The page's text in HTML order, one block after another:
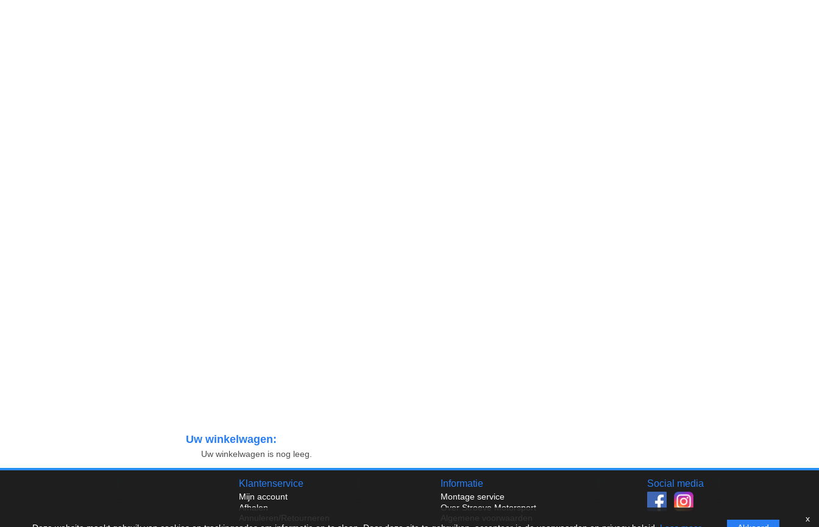
Uw winkelwagen:
Uw winkelwagen is nog leeg.
x
Klantenservice
Mijn account
Afhalen
Informatie
Montage service
Over Stroeve Motorsport
Social media